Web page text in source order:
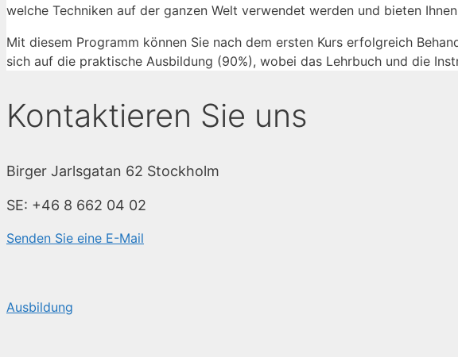
welche Techniken auf der ganzen Welt verwendet werden und bieten
Mit diesem Programm können Sie nach dem ersten Kurs erfolgreich
sich auf die praktische Ausbildung (90%), wobei das Lehrbuch und die
Kontaktieren Sie uns
Birger Jarlsgatan 62 Stockholm
SE: +46 8 662 04 02
Senden Sie eine E-Mail
Ausbildung